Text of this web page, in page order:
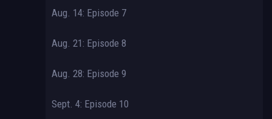
Aug. 14: Episode 7
Aug. 21: Episode 8
Aug. 28: Episode 9
Sept. 4: Episode 10